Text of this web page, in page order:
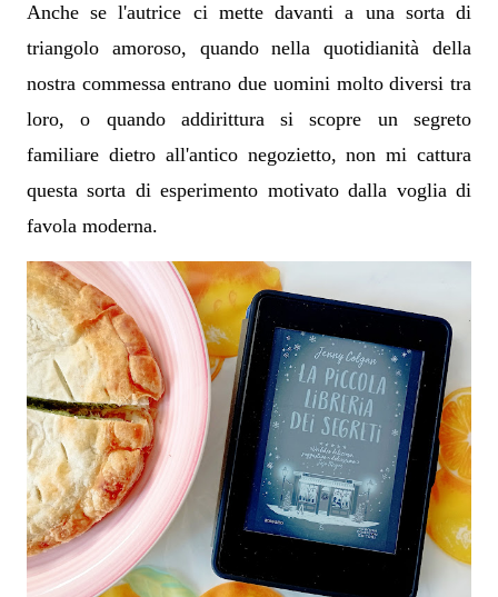
Anche se l'autrice ci mette davanti a una sorta di
triangolo amoroso, quando nella quotidianità della
nostra commessa entrano due uomini molto diversi tra
loro, o quando addirittura si scopre un segreto
familiare dietro all'antico negozietto, non mi cattura
questa sorta di esperimento motivato dalla voglia di
favola moderna.